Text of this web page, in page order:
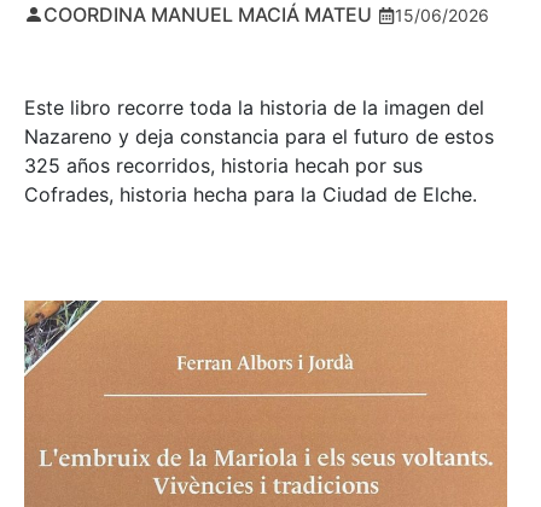
COORDINA MANUEL MACIÁ MATEU 15/06/2026
Este libro recorre toda la historia de la imagen del
Nazareno y deja constancia para el futuro de estos
325 años recorridos, historia hecah por sus
Cofrades, historia hecha para la Ciudad de Elche.